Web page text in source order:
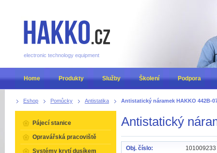
Eshop Pomůcky Antistatika Antistatický náramek HAKKO 442B-
Antistatický
Obj. číslo:
101009233
Pájecí stanice
Opravářská pracoviště
Systémy krytí dusíkem
electronic technology equipment
Home Produkty Služby Školení Podpora